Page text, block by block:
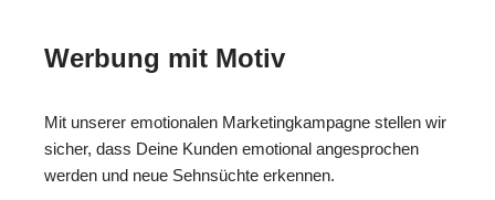
Werbung mit Motiv
Mit unserer emotionalen Marketingkampagne stellen wir
sicher, dass Deine Kunden emotional angesprochen
werden und neue Sehnsüchte erkennen.